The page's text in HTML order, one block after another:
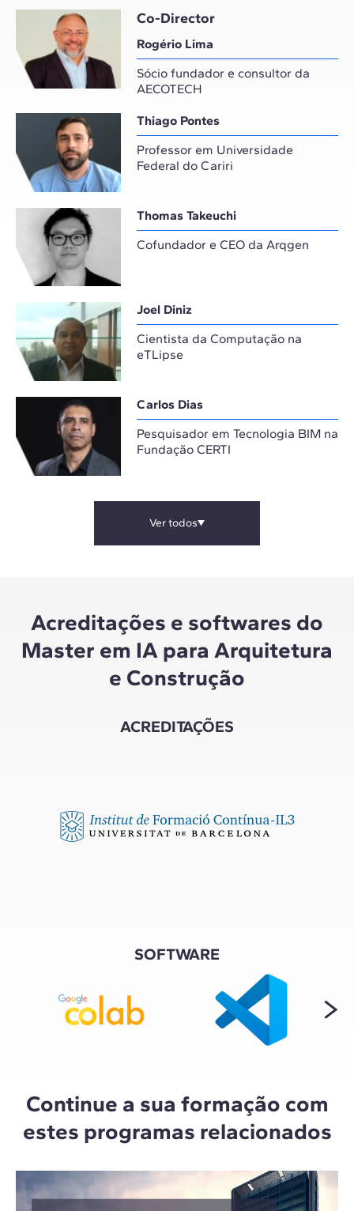
Co-Director
Rogério Lima
Sócio fundador e consultor da
AECOTECH
Thiago Pontes
Professor em Universidade
Federal do Cariri
Thomas Takeuchi
Cofundador e CEO da Arqgen
Joel Diniz
Cientista da Computação na
eTLipse
Carlos Dias
Pesquisador em Tecnologia BIM na
Fundação CERTI
Ver todos
Acreditações e softwares do
Master em IA para Arquitetura
e Construção
ACREDITAÇÕES
SOFTWARE
Continue a sua formação com
estes programas relacionados